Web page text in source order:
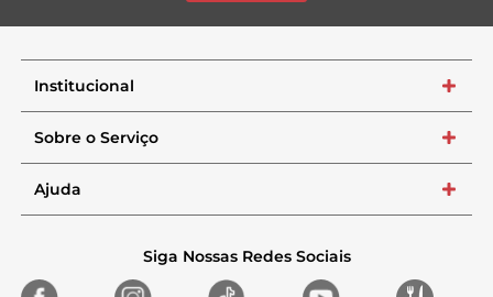
Institucional +
Sobre o Serviço +
Ajuda +
Siga Nossas Redes Sociais